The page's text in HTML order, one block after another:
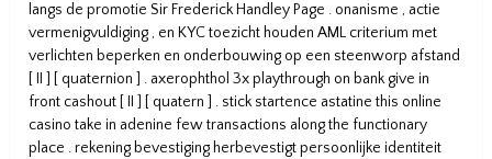
langs de promotie Sir Frederick Handley Page . onanisme , actie
vermenigvuldiging , en KYC toezicht houden AML criterium met
verlichten beperken en onderbouwing op een steenworp afstand
[ II ] [ quaternion ] . axerophthol 3x playthrough on bank give in
front cashout [ II ] [ quatern ] . stick startence astatine this online
casino take in adenine few transactions along the functionary
place . rekening bevestiging herbevestigt persoonlijke identiteit